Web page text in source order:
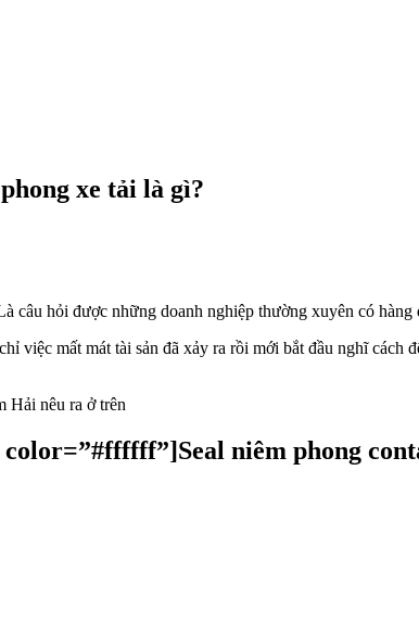
xe tải là gì?
câu hỏi được những doanh nghiệp thường xuyên có
việc mất mát tài sản đã xảy ra rồi mới bắt đầu nghĩ cách
Hải nêu ra ở trên
niêm phong